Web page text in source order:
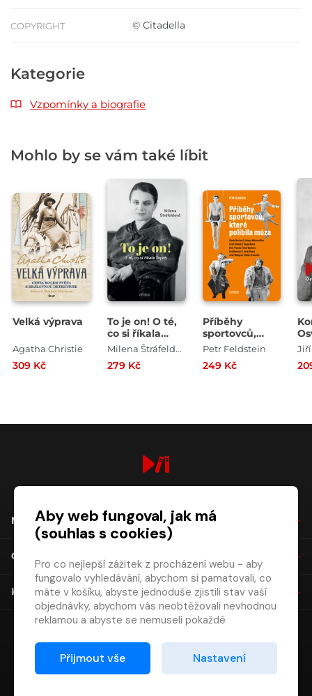
COPYRIGHT © Citadella
Kategorie
Vzpomínky a biografie
Mohlo by se vám také líbit
Velká výprava
Agatha Christie
309 Kč
To je on! O té,
co si říkala
Toyen
Milena Štráfeldová
279 Kč
Příběhy
sportovců,
které políbila
Petr Feldstein
249 Kč
NÁKUP
O SPOLEČNOSTI
KONTAKT
Aby web fungoval, jak má
(souhlas s cookies)
Pro co nejlepší zážitek z procházení webu - aby
fungovalo vyhledávání, abychom si pamatovali, co
máte v košíku, abyste jednoduše zjistili stav vaší
objednávky, abychom vás neobtěžovali nevhodnou
reklamou a abyste se nemuseli pokaždé
Proto od vás potřebujeme souhlas se
zpracováním souborů cookies
Přijmout vše Nastavení